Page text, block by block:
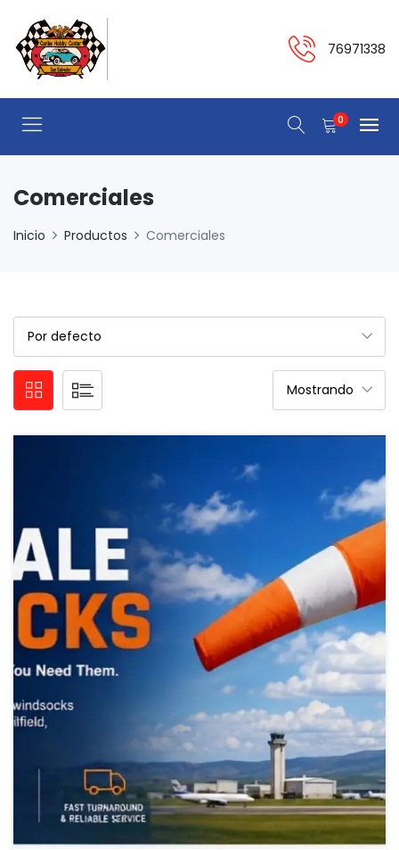
76971338
0
Comerciales
Inicio Productos Comerciales